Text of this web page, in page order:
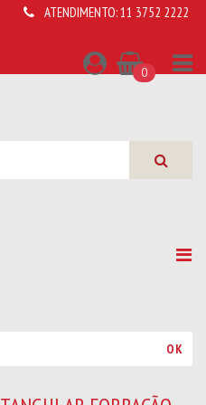
ATENDIMENTO:11 3752 2222
0
OK